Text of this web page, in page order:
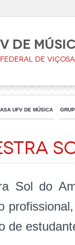
de
de Viçosa
UFV DE MÚSICA
Sol do
de